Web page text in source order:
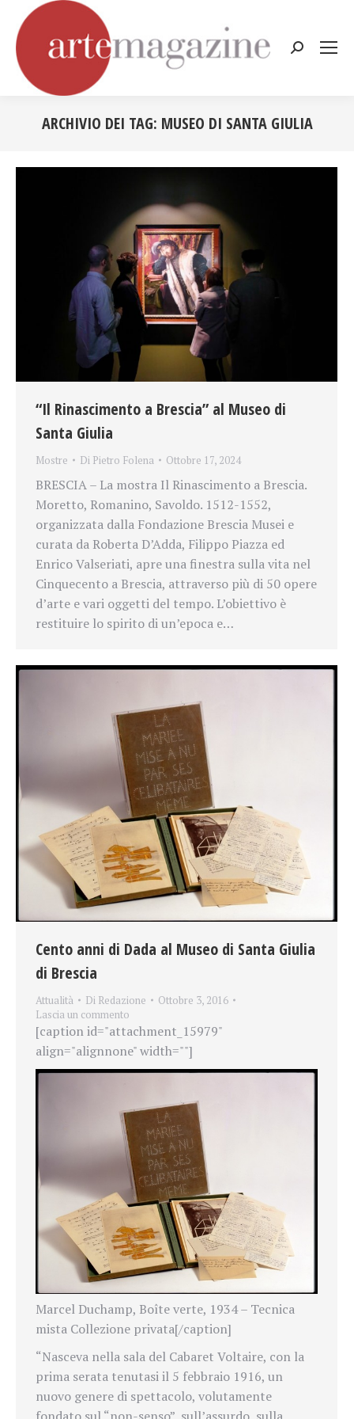
Cerca:
ARCHIVIO DEI TAG: MUSEO DI SANTA GIULIA
“Il Rinascimento a Brescia” al Museo di
Santa Giulia
Mostre Di Pietro Folena Ottobre 17, 2024
BRESCIA – La mostra Il Rinascimento a Brescia.
Moretto, Romanino, Savoldo. 1512-1552,
organizzata dalla Fondazione Brescia Musei e
curata da Roberta D’Adda, Filippo Piazza ed
Enrico Valseriati, apre una finestra sulla vita nel
Cinquecento a Brescia, attraverso più di 50 opere
d’arte e vari oggetti del tempo. L’obiettivo è
restituire lo spirito di un’epoca e…
Cento anni di Dada al Museo di Santa Giulia
di Brescia
Attualità Di Redazione
Ottobre 3, 2016
Lascia un commento
[caption id="attachment_15979"
align="alignnone" width=""]
Marcel Duchamp, Boîte verte, 1934 – Tecnica
mista Collezione privata[/caption]
“Nasceva nella sala del Cabaret Voltaire, con la
prima serata tenutasi il 5 febbraio 1916, un
nuovo genere di spettacolo, volutamente